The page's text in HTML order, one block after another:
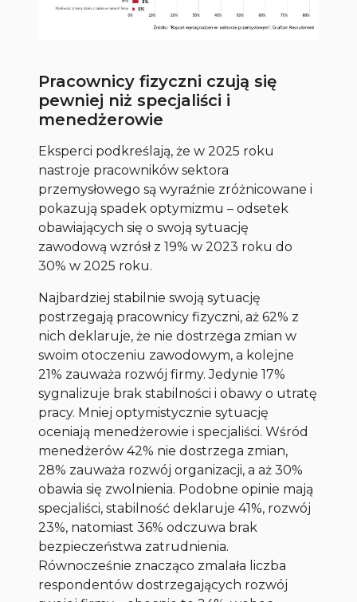
Pracownicy fizyczni czują się
pewniej niż specjaliści i
menedżerowie
Eksperci podkreślają, że w 2025 roku
nastroje pracowników sektora
przemysłowego są wyraźnie zróżnicowane i
pokazują spadek optymizmu – odsetek
obawiających się o swoją sytuację
zawodową wzrósł z 19% w 2023 roku do
30% w 2025 roku.
Najbardziej stabilnie swoją sytuację
postrzegają pracownicy fizyczni, aż 62% z
nich deklaruje, że nie dostrzega zmian w
swoim otoczeniu zawodowym, a kolejne
21% zauważa rozwój firmy. Jedynie 17%
sygnalizuje brak stabilności i obawy o utratę
pracy. Mniej optymistycznie sytuację
oceniają menedżerowie i specjaliści. Wśród
menedżerów 42% nie dostrzega zmian,
28% zauważa rozwój organizacji, a aż 30%
obawia się zwolnienia. Podobne opinie mają
specjaliści, stabilność deklaruje 41%, rozwój
23%, natomiast 36% odczuwa brak
bezpieczeństwa zatrudnienia.
Równocześnie znacząco zmalała liczba
respondentów dostrzegających rozwój